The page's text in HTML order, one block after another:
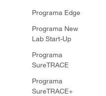
Programa Edge
Programa New
Lab Start-Up
Programa
SureTRACE
Programa
SureTRACE+